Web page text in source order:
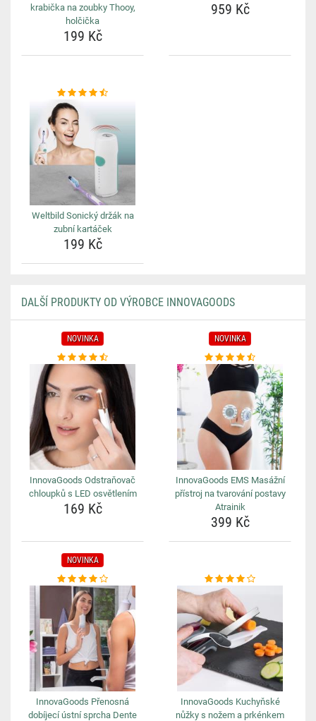
krabička na zoubky Thooy,
holčička
199 Kč
959 Kč
Weltbild Sonický držák na
zubní kartáček
199 Kč
DALŠÍ PRODUKTY OD VÝROBCE INNOVAGOODS
NOVINKA
InnovaGoods Odstraňovač
chloupků s LED osvětlením
169 Kč
NOVINKA
InnovaGoods EMS Masážní
přístroj na tvarování postavy
Atrainik
399 Kč
NOVINKA
InnovaGoods Přenosná
dobíjecí ústní sprcha Dente
InnovaGoods Kuchyňské
nůžky s nožem a prkénkem